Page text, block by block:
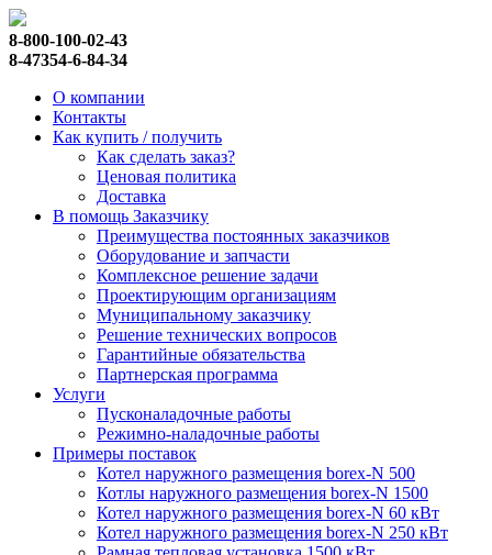
8-800-100-02-43
8-47354-6-84-34
О компании
Контакты
Как купить / получить
Как сделать заказ?
Ценовая политика
Доставка
В помощь Заказчику
Преимущества постоянных заказчиков
Оборудование и запчасти
Комплексное решение задачи
Проектирующим организациям
Муниципальному заказчику
Решение технических вопросов
Гарантийные обязательства
Партнерская программа
Услуги
Пусконаладочные работы
Режимно-наладочные работы
Примеры поставок
Котел наружного размещения borex-N 500
Котлы наружного размещения borex-N 1500
Котел наружного размещения borex-N 60 кВт
Котел наружного размещения borex-N 250 кВт